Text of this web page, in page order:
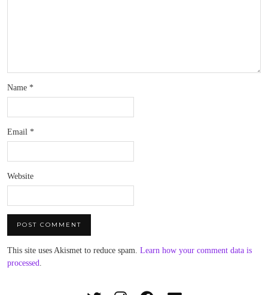
Name *
Email *
Website
This site uses Akismet to reduce spam. Learn how your comment data is
processed